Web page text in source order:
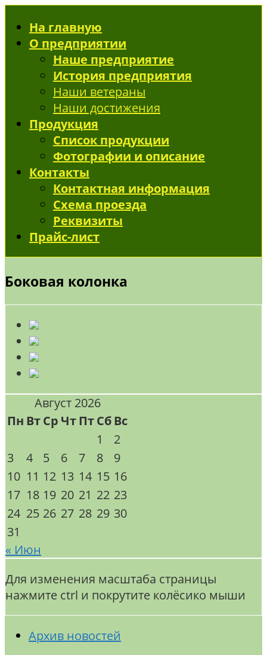
На главную
О предприятии
Наше предприятие
История предприятия
Наши ветераны
Наши достижения
Продукция
Список продукции
Фотографии и описание
Контакты
Контактная информация
Схема проезда
Реквизиты
Прайс-лист
Боковая колонка
Август 2026
Пн ВтСр ЧтПтСбВс
1
2
3
4 5 6 7 8
9
10 11 12 13 14 15 16
17 18 19 20 21 22 23
24 25 26 27 28 29 30
31
« Июн
Для изменения масштаба страницы
нажмите ctrl и покрутите колёсико мыши
Архив новостей